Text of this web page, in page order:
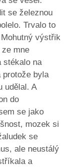
se železnou
Trvalo to
výstřik
mne
stékalo na
protože byla
udělal. A
do
se jako
mozek si
se
ale neustálý
a